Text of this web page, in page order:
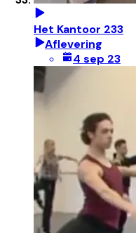
Het Kantoor 233
Aflevering
4 sep 23